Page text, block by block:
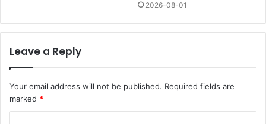
2026-08-01
Leave a Reply
Your email address will not be published. Required fields are
marked *